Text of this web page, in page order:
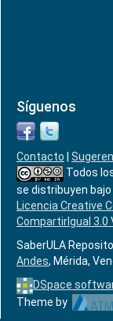
Síguenos
Contacto
Todos
se distribuyen bajo
Licencia Creative
CompartirIgual 3.0
SaberULA
Andes, Mérida,
DSpace
Theme by